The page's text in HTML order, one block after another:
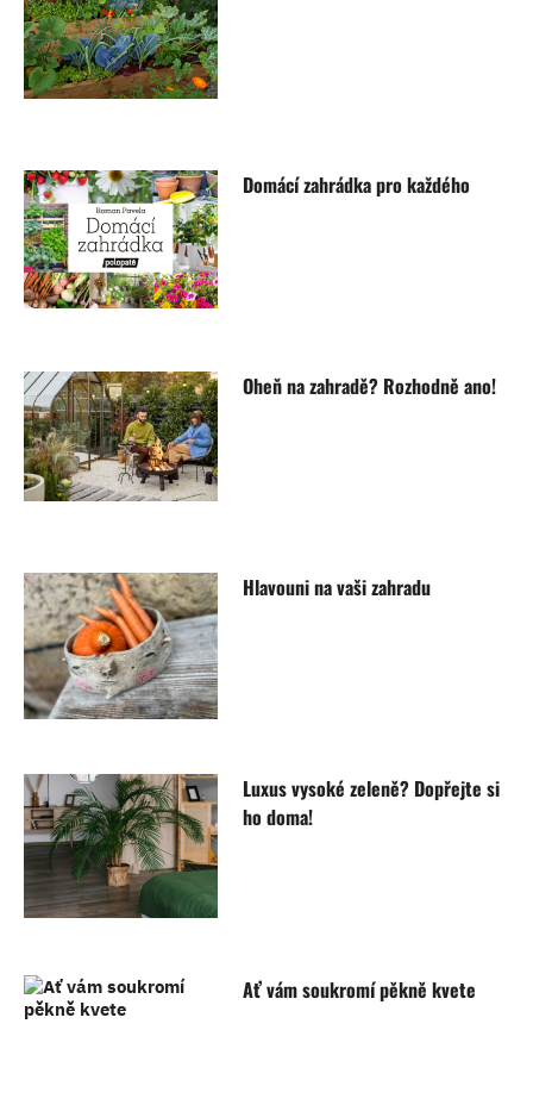
Domácí zahrádka pro každého
Oheň na zahradě? Rozhodně ano!
Hlavouni na vaši zahradu
Luxus vysoké zeleně? Dopřejte si
ho doma!
Ať vám soukromí pěkně kvete